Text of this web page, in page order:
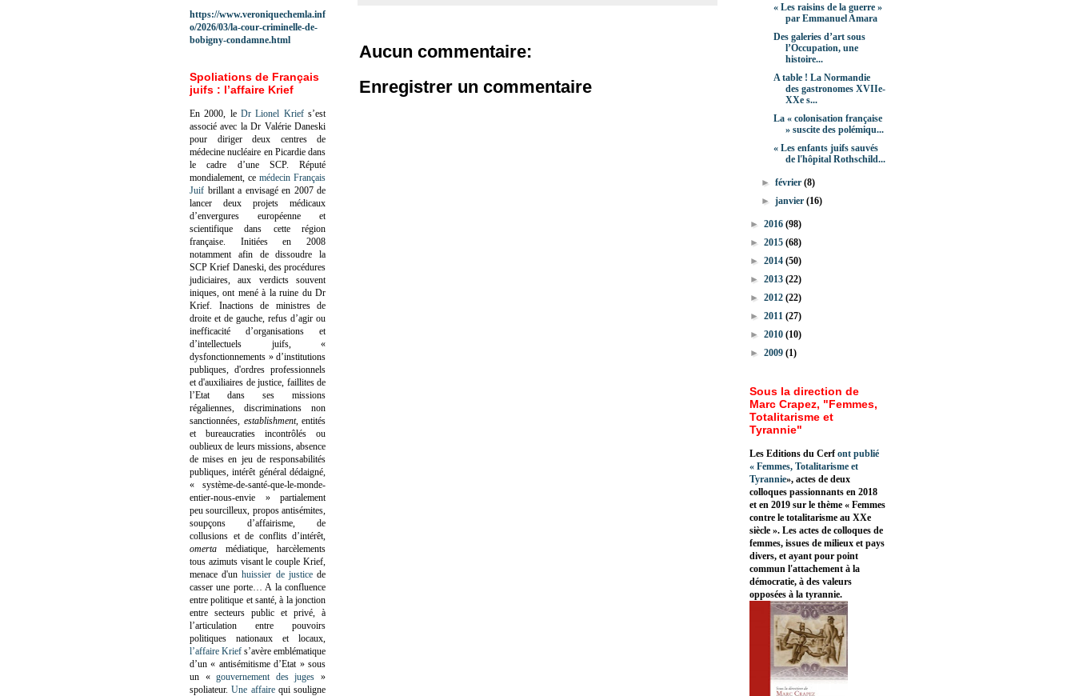
Aucun commentaire:
Enregistrer un commentaire
https://www.veroniquechemla.inf
o/2026/03/la-cour-criminelle-de-
bobigny-condamne.html
Spoliations de Français
juifs : l’affaire Krief
En 2000, le Dr Lionel Kriefs’est
associé avec la Dr Valérie Daneski
pour diriger deux centres de
médecine nucléaire en Picardie dans
le cadre d’une SCP. Réputé
mondialement, ce médecin Français
Juif brillant a envisagé en 2007 de
lancer deux projets médicaux
d’envergures européenne et
scientifique dans cette région
française. Initiées en 2008
notamment afin de dissoudre la
SCP Krief Daneski, des procédures
judiciaires, aux verdicts souvent
iniques, ont mené à la ruine du Dr
Krief. Inactions de ministres de
droite et de gauche, refus d’agir ou
inefficacité d’organisations et
d’intellectuels juifs, «
dysfonctionnements » d’institutions
publiques, d'ordres professionnels
et d'auxiliaires de justice, faillites de
l’Etat dans ses missions
régaliennes, discriminations non
sanctionnées, establishment, entités
et bureaucraties incontrôlés ou
oublieux de leurs missions, absence
de mises en jeu de responsabilités
publiques, intérêt général dédaigné,
« système-de-santé-que-le-monde-
entier-nous-envie » partialement
peu sourcilleux, propos antisémites,
soupçons d’affairisme, de
collusions et de conflits d’intérêt,
omerta médiatique, harcèlements
tous azimuts visant le couple Krief,
menace d'unhuissier de justicede
casser une porte… A la confluence
entre politique et santé, à la jonction
entre secteurs public et privé, à
l’articulation entre pouvoirs
politiques nationaux et locaux,
l’affaire Krief s’avère emblématique
d’un « antisémitisme d’Etat » sous
un «gouvernement des juges »
spoliateur.Une affairequi souligne
« Les raisins de la guerre »
par Emmanuel Amara
Des galeries d’art sous
l’Occupation, une
histoire...
A table ! La Normandie
des gastronomes XVIIe-
XXe s...
La « colonisation française
» suscite des polémiqu...
« Les enfants juifs sauvés
de l'hôpital Rothschild...
►février(8)
►janvier(16)
► 2016 (98)
► 2015 (68)
► 2014 (50)
► 2013 (22)
► 2012 (22)
► 2011 (27)
► 2010 (10)
► 2009 (1)
Sous la direction de
Marc Crapez, "Femmes,
Totalitarisme et
Tyrannie"
Les Editions du Cerfont publié
« Femmes, Totalitarisme et
Tyrannie», actes de deux
colloques passionnants en 2018
et en 2019 sur le thème « Femmes
contre le totalitarisme au XXe
siècle ». Les actes de colloques de
femmes, issues de milieux et pays
divers, et ayant pour point
commun l'attachement à la
démocratie, à des valeurs
opposées à la tyrannie.